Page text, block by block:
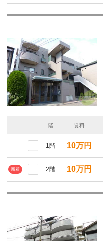
階 賃料
1階 10万円
新着 2階 10万円